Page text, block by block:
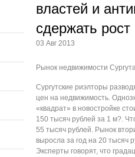
властей и
сдержать рост
03 Авг 2013
Рынок недвижимости
Сургутские риэлторы
цен на недвижимость.
«квадрат» в новостройке
150 тысяч рублей за 1 м?.
55 тысяч рублей. Рынок
выросла за год на 20 тысяч
Эксперты говорят, что